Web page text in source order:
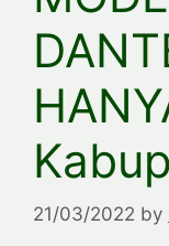
21/03/2022 by